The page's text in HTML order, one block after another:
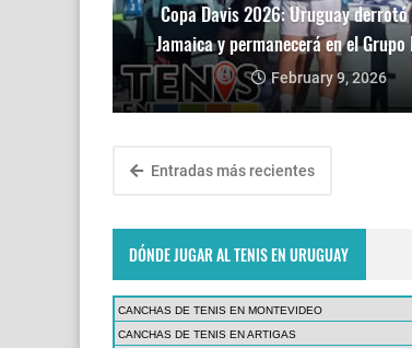
Copa Davis 2026: Uruguay
Jamaica y permanecerá en el
February 9, 2026
Entradas más recientes
DÓNDE JUGAR AL TENIS EN URUGUAY
CANCHAS DE TENIS EN MONTEVIDEO
CANCHAS DE TENIS EN ARTIGAS